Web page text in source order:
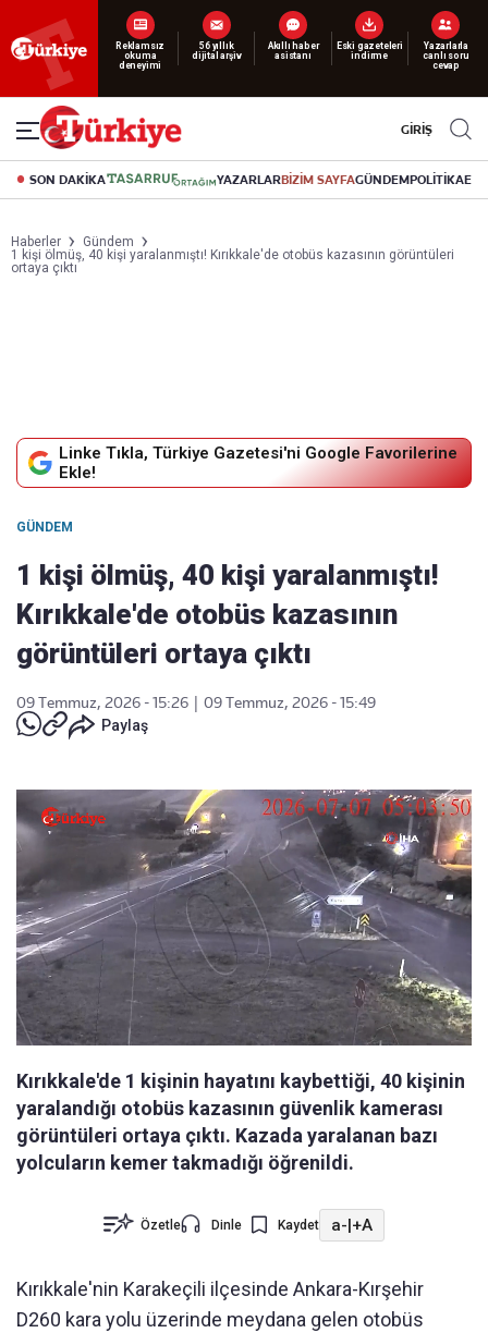
Yeni nesil dijital
abonelik 19 TL’den başlayan fiyatlarla.
GİRİŞ
SON DAKİKA YAZARLARBİZİM SAYFAGÜNDEMPOLİTİKA
Haberler
Gündem
1 kişi ölmüş, 40 kişi yaralanmıştı! Kırıkkale'de otobüs kazasının görüntüleri
ortaya çıktı
Linke Tıkla, Türkiye Gazetesi'ni Google Favorilerine
Ekle!
GÜNDEM
1 kişi ölmüş, 40 kişi yaralanmıştı!
Kırıkkale'de otobüs kazasının
görüntüleri ortaya çıktı
09 Temmuz, 2026 - 15:26
09 Temmuz, 2026 - 15:49
Paylaş
Kırıkkale'de 1 kişinin hayatını kaybettiği, 40 kişinin
yaralandığı otobüs kazasının güvenlik kamerası
görüntüleri ortaya çıktı. Kazada yaralanan bazı
yolcuların kemer takmadığı öğrenildi.
Özetle Dinle Kaydet a-|+A
Kırıkkale'nin Karakeçili ilçesinde Ankara-Kırşehir
D260 kara yolu üzerinde meydana gelen otobüs